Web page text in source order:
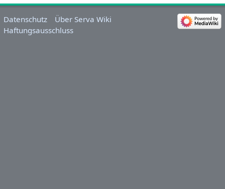
Datenschutz
Über Serva Wiki
Haftungsausschluss